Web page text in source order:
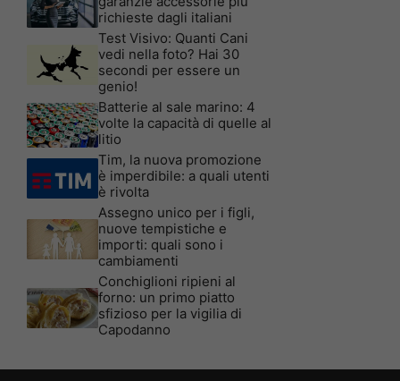
richieste dagli italiani
Test Visivo: Quanti Cani
vedi nella foto? Hai 30
secondi per essere un
genio!
Batterie al sale marino: 4
volte la capacità di quelle al
litio
Tim, la nuova promozione
è imperdibile: a quali utenti
è rivolta
Assegno unico per i figli,
nuove tempistiche e
importi: quali sono i
cambiamenti
Conchiglioni ripieni al
forno: un primo piatto
sfizioso per la vigilia di
Capodanno